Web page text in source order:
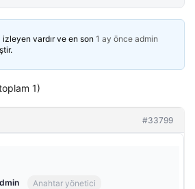
izleyen vardır ve en son 1 ay önce admin
1)
#33799
Anahtar yönetici